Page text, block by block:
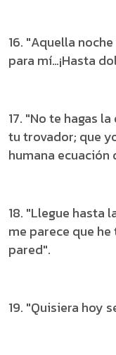
16. "Aquella
para mí…¡Hasta
17. "No te hagas
tu trovador; que
humana ecuación
18. "Llegue hasta
me parece que
pared".
19. "Quisiera hoy